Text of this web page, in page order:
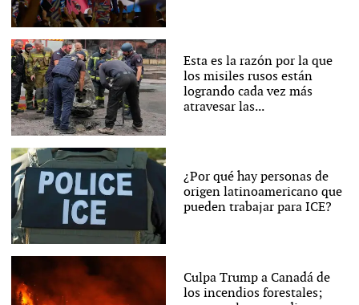
Esta es la razón por la que
los misiles rusos están
logrando cada vez más
atravesar las...
¿Por qué hay personas de
origen latinoamericano que
pueden trabajar para ICE?
Culpa Trump a Canadá de
los incendios forestales;